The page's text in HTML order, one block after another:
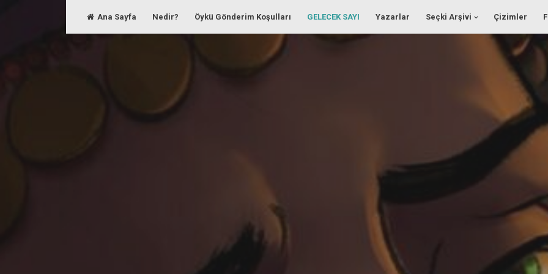
Ana Sayfa Nedir? Öykü Gönderim Koşulları GELECEK SAYI Yazarlar Seçki Arşivi Çizimler